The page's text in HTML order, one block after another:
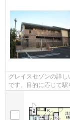
グレイスセゾンの詳
です。目的に応じて